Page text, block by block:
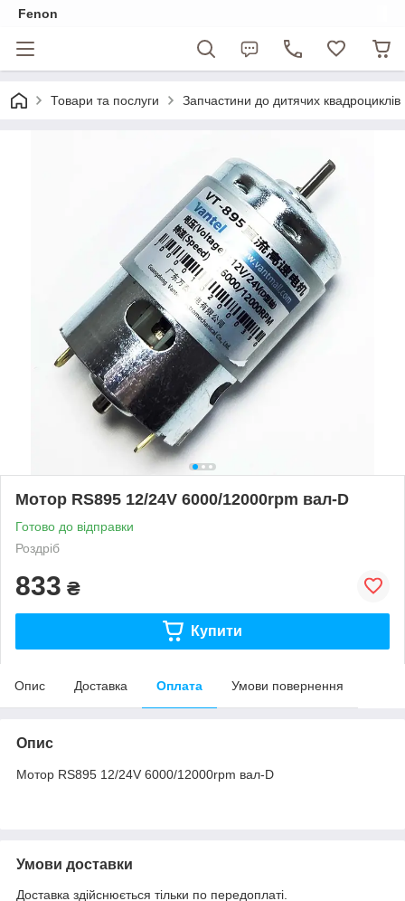
Fenon
Товари та послуги Запчастини до дитячих квадроциклів
Мотор RS895 12/24V 6000/12000rpm вал-D
Готово до відправки
Роздріб
833 ₴
Купити
Опис Доставка Оплата Умови повернення
Опис
Мотор RS895 12/24V 6000/12000rpm вал-D
Умови доставки
Доставка здійснюється тільки по передоплаті.